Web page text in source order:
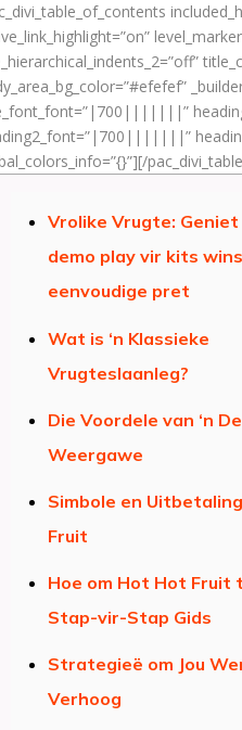
Vrolike Vrugte:
demo play vir kits
eenvoudige pret
Wat is ‘n Klassieke
Vrugteslaanleg?
Die Voordele van ‘n
Weergawe
Simbole en
Fruit
Hoe om Hot Hot Fruit
Stap-vir-Stap Gids
Strategieë om Jou
Verhoog